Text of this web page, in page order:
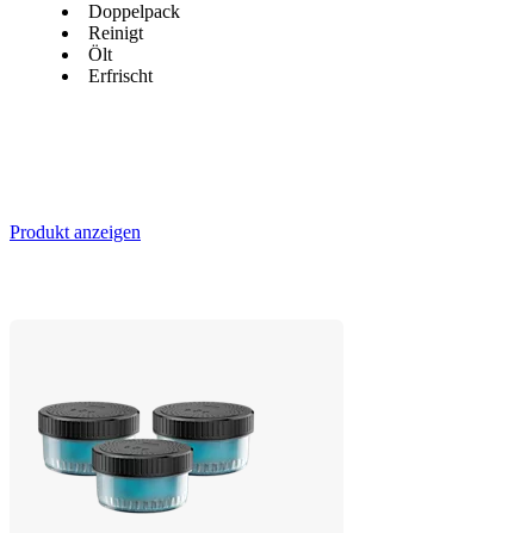
Doppelpack
Reinigt
Ölt
Erfrischt
Produkt anzeigen